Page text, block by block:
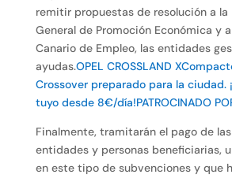
remitir propuestas de resolución a la
General de Promoción Económica y
Canario de Empleo, las entidades
ayudas.OPEL CROSSLAND
Crossover preparado para la ciudad.
tuyo desde 8€/día!PATROCINADO
Finalmente, tramitarán el pago de
entidades y personas beneficiarias,
en este tipo de subvenciones y que